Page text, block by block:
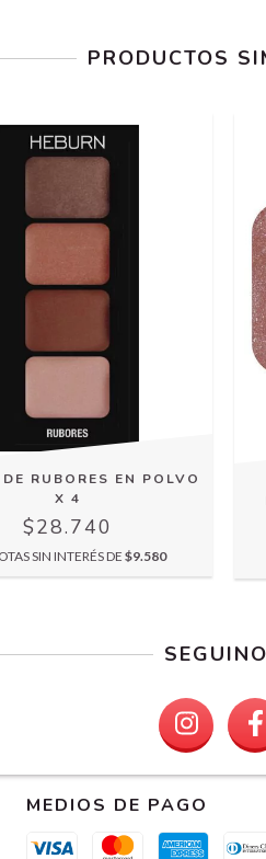
PRODUCTOS
RUBORES EN POLVO
X 4
$28.740
SIN INTERÉS DE $9.580
MEDIOS DE PAGO